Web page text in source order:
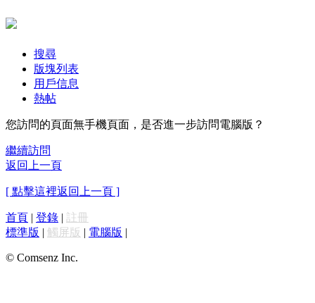
搜尋
版塊列表
用戶信息
熱帖
您訪問的頁面無手機頁面，是否進一步訪問電腦版？
繼續訪問
返回上一頁
[ 點擊這裡返回上一頁 ]
首頁 | 登錄 | 註冊
標準版 | 觸屏版 | 電腦版 |
© Comsenz Inc.